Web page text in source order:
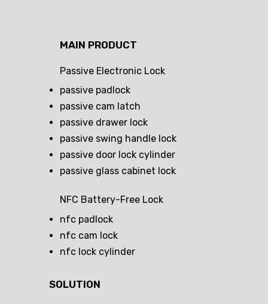
MAIN PRODUCT
Passive Electronic Lock
passive padlock
passive cam latch
passive drawer lock
passive swing handle lock
passive door lock cylinder
passive glass cabinet lock
NFC Battery-Free Lock
nfc padlock
nfc cam lock
nfc lock cylinder
SOLUTION